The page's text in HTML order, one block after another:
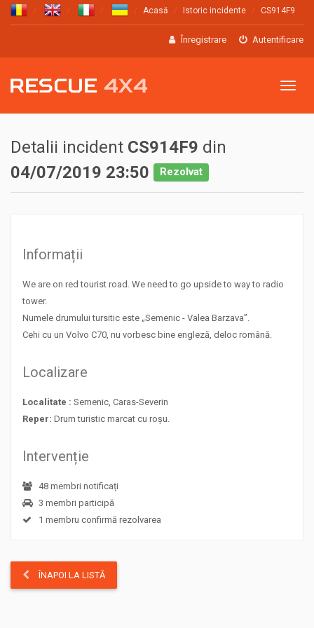
Acasă Istoric incidente CS914F9
Înregistrare Autentificare
Meniu
Detalii incident CS914F9 din
04/07/2019 23:50
Rezolvat
Informații
We are on red tourist road. We need to go upside to way to radio
tower.
Numele drumului tursitic este „Semenic - Valea Barzava”.
Cehi cu un Volvo C70, nu vorbesc bine engleză, deloc română.
Localizare
Localitate : Semenic, Caras-Severin
Reper: Drum turistic marcat cu roșu.
Intervenție
48 membri notificați
3 membri participă
1 membru confirmă rezolvarea
ÎNAPOI LA LISTĂ